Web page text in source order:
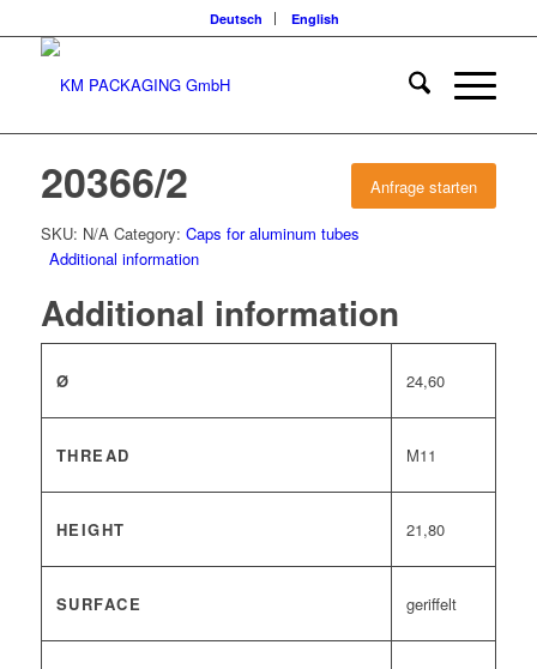
Deutsch English
Anfrage starten
20366/2
SKU: N/A Category: Caps for aluminum tubes
Additional information
Additional information
Ø 24,60
THREAD M11
HEIGHT 21,80
SURFACE geriffelt